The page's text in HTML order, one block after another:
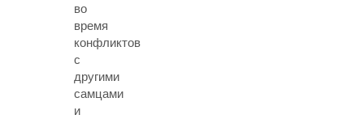
во
время
конфликтов
с
другими
самцами
и